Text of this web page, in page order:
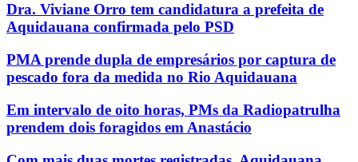
Dra. Viviane Orro tem candidatura a prefeita de
Aquidauana confirmada pelo PSD
PMA prende dupla de empresários por captura de
pescado fora da medida no Rio Aquidauana
Em intervalo de oito horas, PMs da Radiopatrulha
prendem dois foragidos em Anastácio